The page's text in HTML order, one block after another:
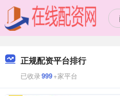
正规配资平台排行
已收录999+家平台